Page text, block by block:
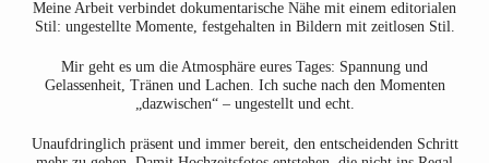
Meine Arbeit verbindet dokumentarische Nähe mit einem editorialen
Stil: ungestellte Momente, festgehalten in Bildern mit zeitlosen Stil.
Mir geht es um die Atmosphäre eures Tages: Spannung und
Gelassenheit, Tränen und Lachen. Ich suche nach den Momenten
„dazwischen“ – ungestellt und echt.
Unaufdringlich präsent und immer bereit, den entscheidenden Schritt